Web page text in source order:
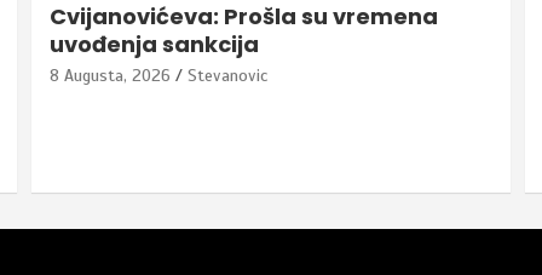
Cvijanovićeva: Prošla su vremena
uvođenja sankcija
8 Augusta, 2026 Stevanovic